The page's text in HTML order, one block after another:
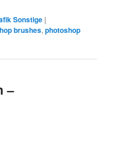
Sonstige |
brushes,photoshop
–